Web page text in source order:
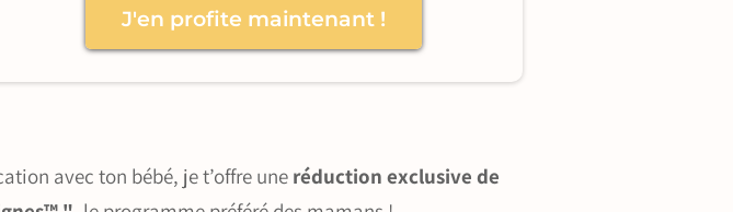
J'en profite maintenant !
avec ton bébé, je t’offre une réduction exclusive de